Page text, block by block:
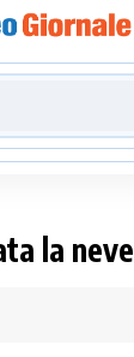
la neve